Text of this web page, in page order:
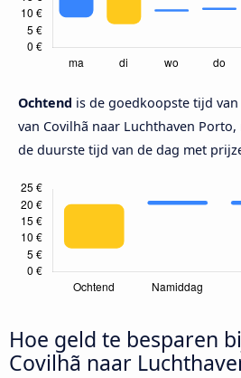
Ochtend is de goedkoopste tijd
van Covilhã naar Luchthaven Porto,
de duurste tijd van de dag met
Hoe geld te besparen
Covilhã naar